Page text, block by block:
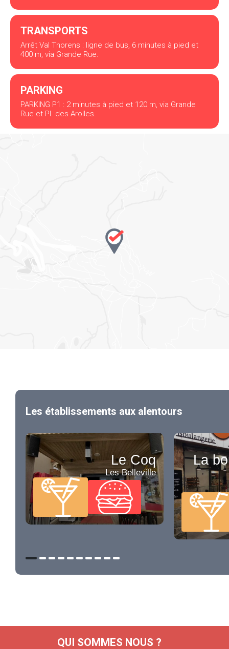
TRANSPORTS
Arrêt Val Thorens : ligne de bus, 6 minutes à pied et
400 m, via Grande Rue.
PARKING
PARKING P1 : 2 minutes à pied et 120 m, via Grande
Rue et Pl. des Arolles.
Les établissements aux alentours
Le Coq
Les Belleville
La
QUI SOMMES NOUS ?